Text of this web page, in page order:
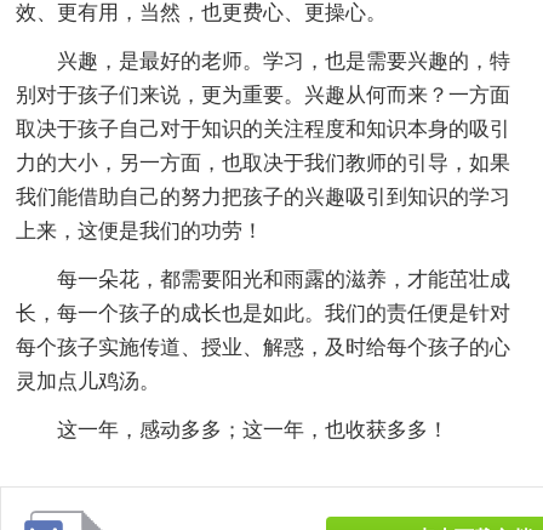
效、更有用，当然，也更费心、更操心。
兴趣，是最好的老师。学习，也是需要兴趣的，特
别对于孩子们来说，更为重要。兴趣从何而来？一方面
取决于孩子自己对于知识的关注程度和知识本身的吸引
力的大小，另一方面，也取决于我们教师的引导，如果
我们能借助自己的努力把孩子的兴趣吸引到知识的学习
上来，这便是我们的功劳！
每一朵花，都需要阳光和雨露的滋养，才能茁壮成
长，每一个孩子的成长也是如此。我们的责任便是针对
每个孩子实施传道、授业、解惑，及时给每个孩子的心
灵加点儿鸡汤。
这一年，感动多多；这一年，也收获多多！